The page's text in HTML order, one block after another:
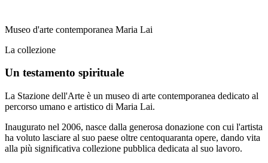
Museo d'arte contemporanea Maria Lai
La collezione
Un testamento spirituale
La Stazione dell'Arte è un museo di arte contemporanea dedicato al
percorso umano e artistico di Maria Lai.
Inaugurato nel 2006, nasce dalla generosa donazione con cui l'artista
ha voluto lasciare al suo paese oltre centoquaranta opere, dando vita
alla più significativa collezione pubblica dedicata al suo lavoro.